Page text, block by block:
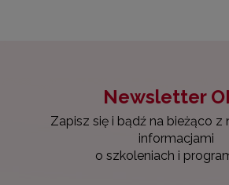
Newsletter
Zapisz się i bądź na bieżąco z
informacjami
o szkoleniach i